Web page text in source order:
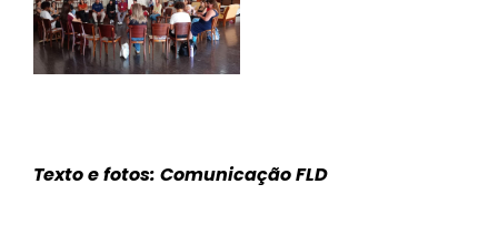
Texto e fotos: Comunicação FLD